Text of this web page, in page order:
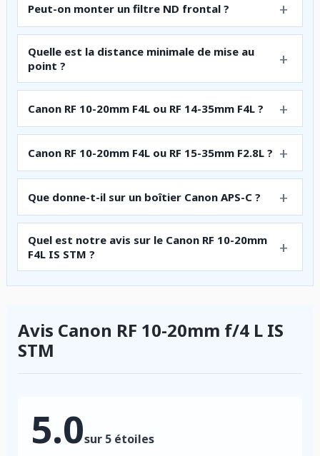
Peut-on monter un filtre ND frontal ?
Quelle est la distance minimale de mise au
point ?
Canon RF 10-20mm F4L ou RF 14-35mm F4L ?
Canon RF 10-20mm F4L ou RF 15-35mm F2.8L ?
Que donne-t-il sur un boîtier Canon APS-C ?
Quel est notre avis sur le Canon RF 10-20mm
F4L IS STM ?
Avis Canon RF 10-20mm f/4 L IS
STM
5.0sur 5 étoiles